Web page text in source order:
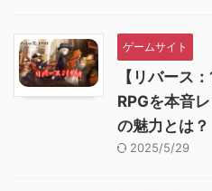
ゲームサイト
【リバース
RPGを本音
の魅力とは？
2025/5/29